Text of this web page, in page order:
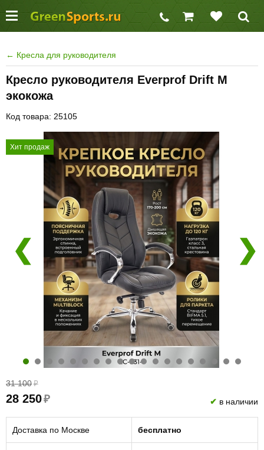
← Кресла для руководителя
Кресло руководителя Everprof Drift M
экокожа
Код товара: 25105
Хит продаж
❮ ❯
31 100 ₽
28 250₽ ✔ в наличии
Доставка по Москве бесплатно